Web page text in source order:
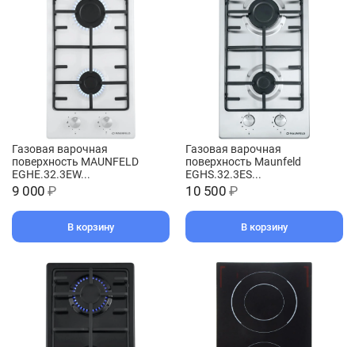
Газовая варочная
поверхность MAUNFELD
EGHE.32.3EW...
9 000 ₽
В корзину
Газовая варочная
поверхность Maunfeld
EGHS.32.3ES...
10 500 ₽
В корзину